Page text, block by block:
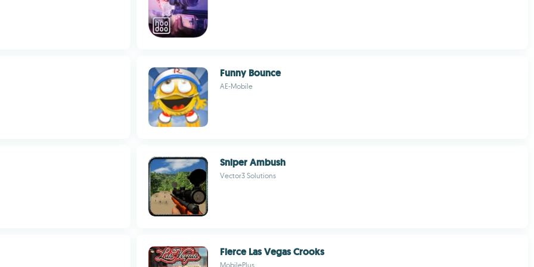
Funny Bounce
AE-Mobile
Sniper Ambush
Vector3 Solutions
Fierce Las Vegas Crooks
MobilePlus